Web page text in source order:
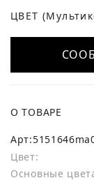
ЦВЕТ
О ТОВАРЕ
Арт:
Цвет:
Основные